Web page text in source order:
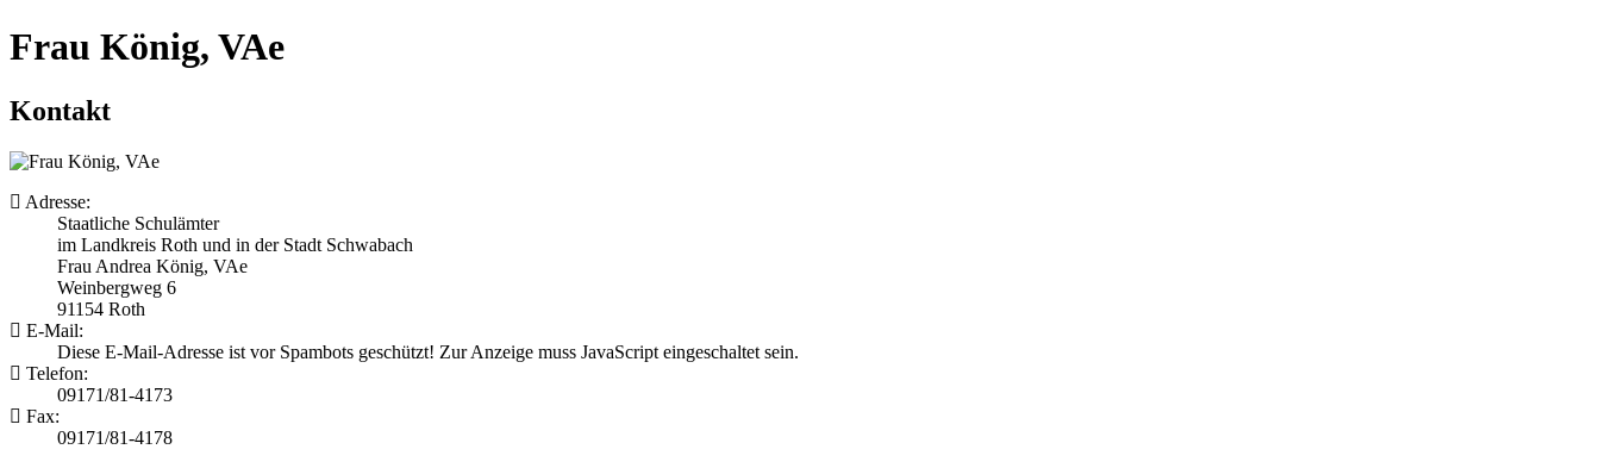
Frau König, VAe
Kontakt
Adresse:
Staatliche Schulämter
im Landkreis Roth und in der Stadt Schwabach
Frau Andrea König, VAe
Weinbergweg 6
91154 Roth
E-Mail:
Diese E-Mail-Adresse ist vor Spambots geschützt! Zur Anzeige muss JavaScript eingeschaltet sein.
Telefon:
09171/81-4173
Fax:
09171/81-4178